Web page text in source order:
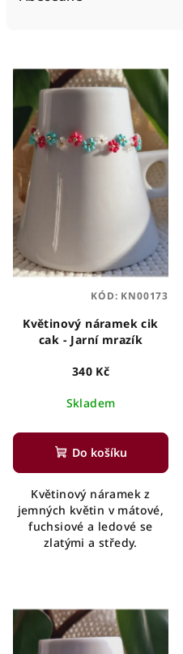
p
r
o
u
k
ů
ý
p
s
p
r
o
d
u
k
Květinový náramek cik
cak - Jarní mrazík
340 Kč
Skladem
Do košíku
Květinový náramek z
jemných květin v mátové,
fuchsiové a ledové se
zlatými a středy.
KÓD: KN00173